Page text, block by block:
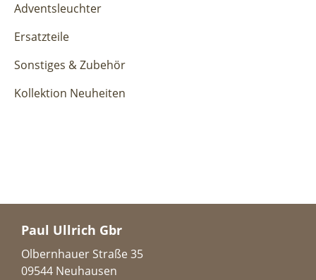
Adventsleuchter
Ersatzteile
Sonstiges & Zubehör
Kollektion Neuheiten
Paul Ullrich Gbr
Olbernhauer Straße 35
09544 Neuhausen